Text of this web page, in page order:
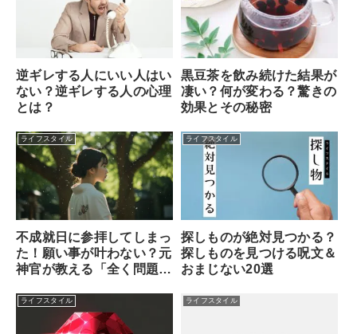
逆ギレする人にいい人はい
ない？逆ギレする人の心理
とは？
黒豆茶を飲み続けた結果が
凄い？何が変わる？驚きの
効果とその秘密
ライフスタイル
不成就日に参拝してしまっ
た！願い事が叶わない？元
神官が教える「全く問題な
法
ライフスタイル
探しものが絶対見つかる？
探しものを見つける呪文＆
おまじない20選
ライフスタイル ライフスタイル